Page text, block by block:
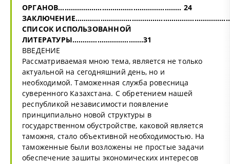
ОРГАНОВ………………………………………………….. 24
СПИСОК ИСПОЛЬЗОВАННОЙ
ЛИТЕРАТУРЫ…………………………….31
ВВЕДЕНИЕ
Рассматриваемая мною тема, является не только
актуальной на сегодняшний день, но и
необходимой. Таможенная служба ровесница
суверенного Казахстана. С обретением нашей
республикой независимости появление
принципиально новой структуры в
государственном обустройстве, каковой является
таможня, стало объективной необходимостью. На
таможенные были возложены не простые задачи
обеспечение зашиты экономических интересов